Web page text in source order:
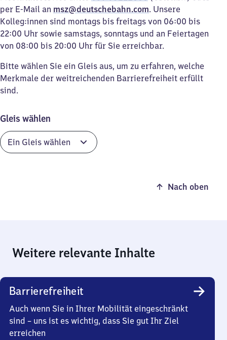
per E-Mail an msz@deutschebahn.com. Unsere
Kolleg:innen sind montags bis freitags von 06:00 bis
22:00 Uhr sowie samstags, sonntags und an Feiertagen
von 08:00 bis 20:00 Uhr für Sie erreichbar.
Bitte wählen Sie ein Gleis aus, um zu erfahren, welche
Merkmale der weitreichenden Barrierefreiheit erfüllt
sind.
Gleis wählen
Nach oben
Weitere relevante Inhalte
Barrierefreiheit
Auch wenn Sie in Ihrer Mobilität eingeschränkt
sind – uns ist es wichtig, dass Sie gut Ihr Ziel
erreichen